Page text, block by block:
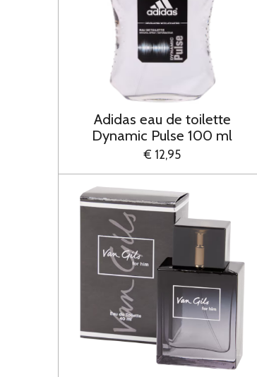
Adidas eau de toilette
Dynamic Pulse 100 ml
€ 12,95